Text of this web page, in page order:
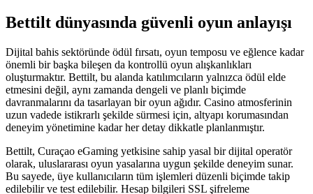
Bettilt dünyasında güvenli oyun anlayışı
Dijital bahis sektöründe ödül fırsatı, oyun temposu ve eğlence kadar
önemli bir başka bileşen da kontrollü oyun alışkanlıkları
oluşturmaktır. Bettilt, bu alanda katılımcıların yalnızca ödül elde
etmesini değil, aynı zamanda dengeli ve planlı biçimde
davranmalarını da tasarlayan bir oyun ağıdır. Casino atmosferinin
uzun vadede istikrarlı şekilde sürmesi için, altyapı korumasından
deneyim yönetimine kadar her detay dikkatle planlanmıştır.
Bettilt, Curaçao eGaming yetkisine sahip yasal bir dijital operatör
olarak, uluslararası oyun yasalarına uygun şekilde deneyim sunar.
Bu sayede, üye kullanıcıların tüm işlemleri düzenli biçimde takip
edilebilir ve test edilebilir. Hesap bilgileri SSL şifreleme